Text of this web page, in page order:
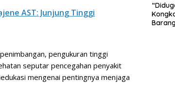
AST: Junjung Tinggi
pengukuran tinggi
seputar pencegahan penyakit
mengenai pentingnya menjaga